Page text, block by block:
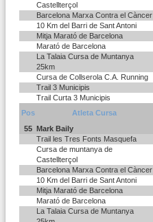
Castellterçol
Barcelona Marxa Contra el Càncer
10 Km del Barri de Sant Antoni
Mitja Marató de Barcelona
Marató de Barcelona
La Talaia Cursa de Muntanya
25km
Cursa de Collserola C.A. Running
Trail 3 Municipis
Trail Curta 3 Municipis
Pos
Atleta Cursa
55 Mark Baily
Trail les Tres Fonts Masquefa
Cursa de muntanya de
Castellterçol
Barcelona Marxa Contra el Càncer
10 Km del Barri de Sant Antoni
Mitja Marató de Barcelona
Marató de Barcelona
La Talaia Cursa de Muntanya